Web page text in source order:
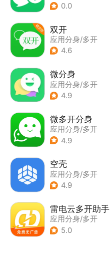
0.0
双开
应用分身/多开
4.6
微分身
应用分身/多开
4.9
微多开分身
应用分身/多开
4.9
空壳
应用分身/多开
4.9
雷电云多开助手
应用分身/多开
5.0